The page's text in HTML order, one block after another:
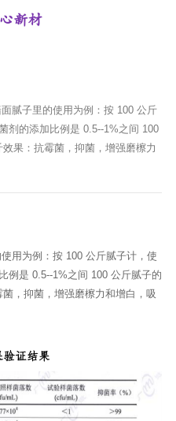
腻子里的使用为例：按 100 公斤
剂的添加比例是 0.5--1%之间 100
果：抗霉菌，抑菌，增强磨檫力
用为例：按 100 公斤腻子计，使
例是 0.5--1%之间 100 公斤腻子的
，抑菌，增强磨檫力和增白，吸